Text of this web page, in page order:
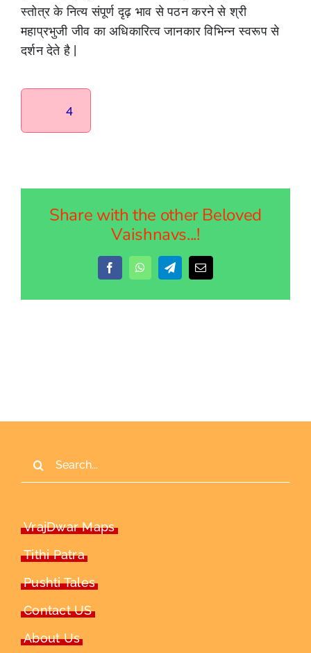
स्तोत्र के नित्य संपूर्ण दृढ़ भाव से पठन करने से श्री
महाप्रभुजी जीव का अधिकारित्व जानकार विभिन्न स्वरूप से
दर्शन देते है |
4
Share with the other Beloved
Vaishnavs...!
FacebookWhatsAppTelegramEmail
VrajDwar Maps
Tithi Patra
Pushti Tales
Contact US
About Us